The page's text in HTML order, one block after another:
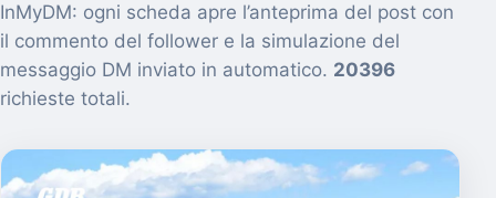
InMyDM: ogni scheda apre l’anteprima del post con
il commento del follower e la simulazione del
messaggio DM inviato in automatico. 20396
richieste totali.